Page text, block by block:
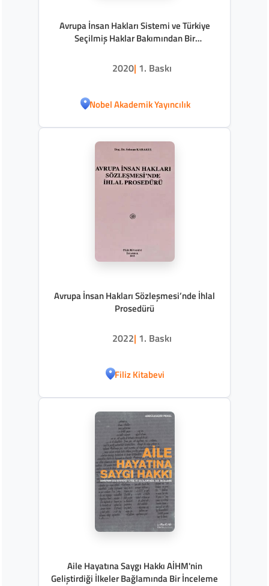
Avrupa İnsan Hakları Sistemi ve Türkiye
Seçilmiş Haklar Bakımından Bir
2020| 1. Baskı
Nobel Akademik Yayıncılık
Avrupa İnsan Hakları Sözleşmesi’nde İhlal
Prosedürü
2022| 1. Baskı
Filiz Kitabevi
Aile Hayatına Saygı Hakkı AİHM'nin
Geliştirdiği İlkeler Bağlamında Bir İnceleme